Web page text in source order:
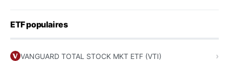
ETF populaires
VANGUARD TOTAL STOCK MKT ETF (VTI)